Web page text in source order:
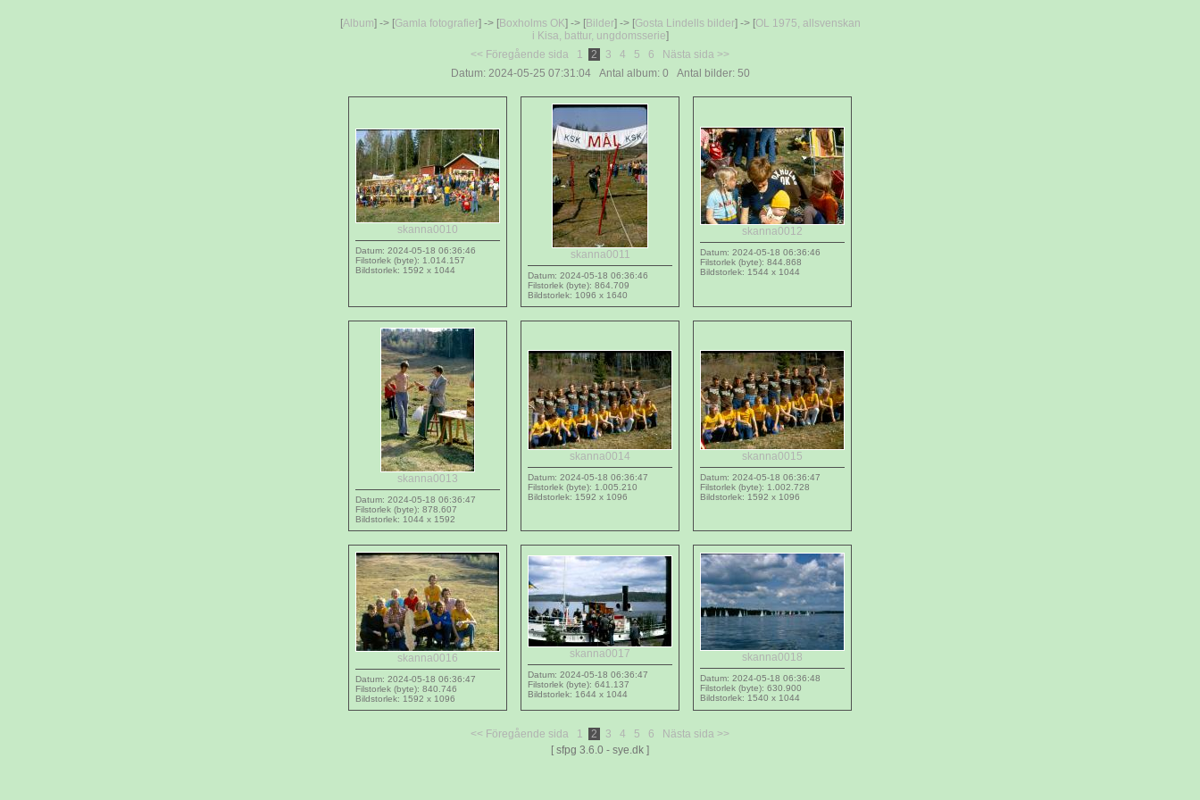
[Album] -> [Gamla fotografier] -> [Boxholms OK] -> [Bilder] -> [Gosta Lindells bilder] -> [OL 1975, allsvenskan
i Kisa, battur, ungdomsserie]
<< Föregående sida
1 2 3 4 5 6
Nästa sida >>
Datum: 2024-05-25 07:31:04 Antal album: 0 Antal bilder: 50
skanna0010
Datum: 2024-05-18 06:36:46
Filstorlek (byte): 1.014.157
Bildstorlek: 1592 x 1044
skanna0011
Datum: 2024-05-18 06:36:46
Filstorlek (byte): 864.709
Bildstorlek: 1096 x 1640
skanna0012
Datum: 2024-05-18 06:36:46
Filstorlek (byte): 844.868
Bildstorlek: 1544 x 1044
skanna0013
Datum: 2024-05-18 06:36:47
Filstorlek (byte): 878.607
Bildstorlek: 1044 x 1592
skanna0014
Datum: 2024-05-18 06:36:47
Filstorlek (byte): 1.005.210
Bildstorlek: 1592 x 1096
skanna0015
Datum: 2024-05-18 06:36:47
Filstorlek (byte): 1.002.728
Bildstorlek: 1592 x 1096
skanna0016
Datum: 2024-05-18 06:36:47
Filstorlek (byte): 840.746
Bildstorlek: 1592 x 1096
skanna0017
Datum: 2024-05-18 06:36:47
Filstorlek (byte): 641.137
Bildstorlek: 1644 x 1044
skanna0018
Datum: 2024-05-18 06:36:48
Filstorlek (byte): 630.900
Bildstorlek: 1540 x 1044
<< Föregående sida 1 2 3 4 5 6
Nästa sida >>
[ sfpg 3.6.0 - sye.dk ]